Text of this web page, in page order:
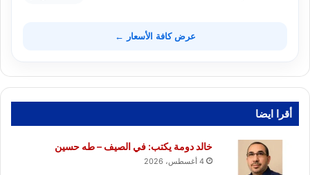
عرض كافة الأسعار ←
أقرا ايضا
خالد دومة يكتب: في الصيف – طه حسين
4 أغسطس، 2026